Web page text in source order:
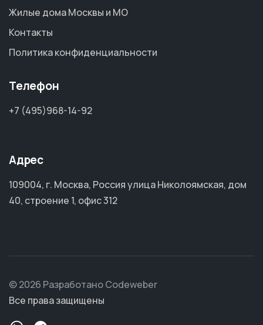
Жилые дома Москвы и МО
Контакты
Политика конфиденциальности
Телефон
+7 (495)968-14-92
Адрес
109004, г. Москва, Россия улица Николоямская, дом
40, строение 1, офис 312
© 2026 Разработано Codeweber
Все права защищены